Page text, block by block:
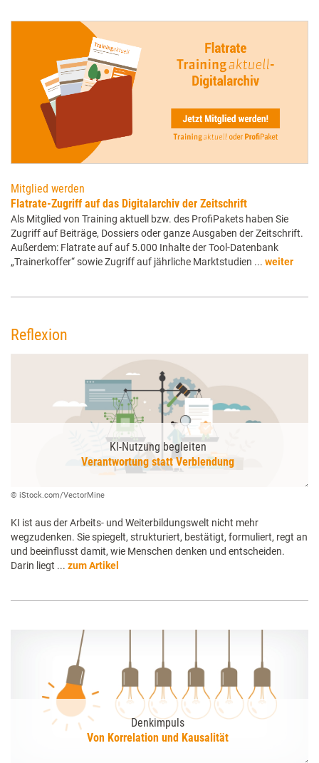
Mitglied werden
Flatrate-Zugriff auf das Digitalarchiv der Zeitschrift
Als Mitglied von Training aktuell bzw. des ProfiPakets haben Sie
Zugriff auf Beiträge, Dossiers oder ganze Ausgaben der Zeitschrift.
Außerdem: Flatrate auf auf 5.000 Inhalte der Tool-Datenbank
„Trainerkoffer“ sowie Zugriff auf jährliche Marktstudien ... weiter
Reflexion
KI-Nutzung begleiten
Verantwortung statt Verblendung
© iStock.com/VectorMine
KI ist aus der Arbeits- und Weiterbildungswelt nicht mehr
wegzudenken. Sie spiegelt, strukturiert, bestätigt, formuliert, regt an
und beeinflusst damit, wie Menschen denken und entscheiden.
Darin liegt ... zum Artikel
Denkimpuls
Von Korrelation und Kausalität